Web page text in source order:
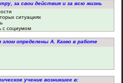
за свои действия и за всю жизнь
ситуациях
с социумом
определены А. Камю в работе
учение возникшее в: